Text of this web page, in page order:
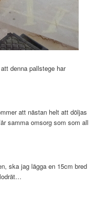
denna pallstege har
att nästan helt att döljas
samma omsorg som som all
ska jag lägga en 15cm bred